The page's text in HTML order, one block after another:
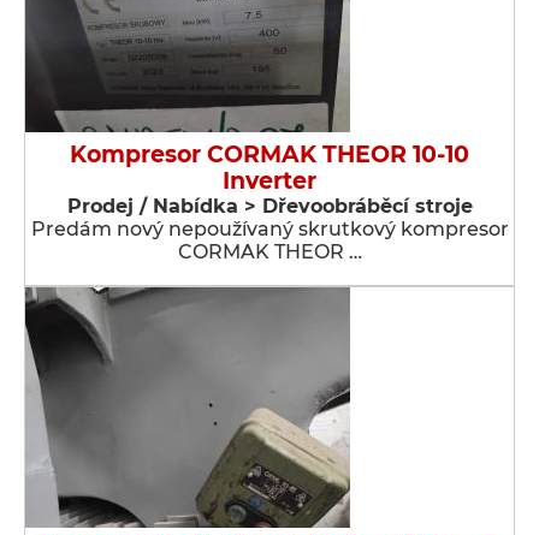
Kompresor CORMAK THEOR 10-10
Inverter
Prodej / Nabídka > Dřevoobráběcí stroje
Predám nový nepoužívaný skrutkový kompresor
CORMAK THEOR …